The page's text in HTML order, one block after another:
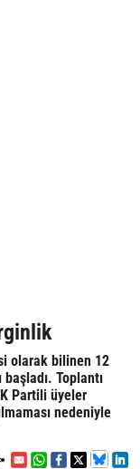
olarak bilinen 12
Toplantı
Partili üyeler
nedeniyle